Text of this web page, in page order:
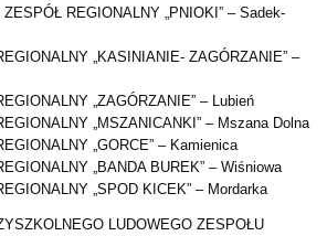
REGIONALNY „PNIOKI” – Sadek-
„KASINIANIE- ZAGÓRZANIE” –
„ZAGÓRZANIE” – Lubień
„MSZANICANKI” – Mszana Dolna
„GORCE” – Kamienica
„BANDA BUREK” – Wiśniowa
„SPOD KICEK” – Mordarka
LUDOWEGO ZESPOŁU